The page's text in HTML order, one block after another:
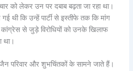
को लेकर उन पर दबाब बढ़ता जा रहा था।
थी कि उन्हें पार्टी से इस्तीफे तक कि मांग
से जुड़े विरोधियों को उनके खिलाफ
था।
परिवार और शुभचिंतकों के सामने जाते हैं।